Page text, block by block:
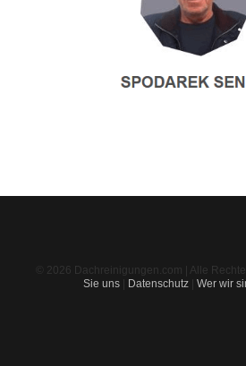
© 2026 Dachreinigungen.com | Alle
Sie uns| Datenschutz| Wer wir